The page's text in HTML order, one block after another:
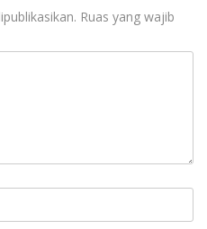
Ruas yang wajib